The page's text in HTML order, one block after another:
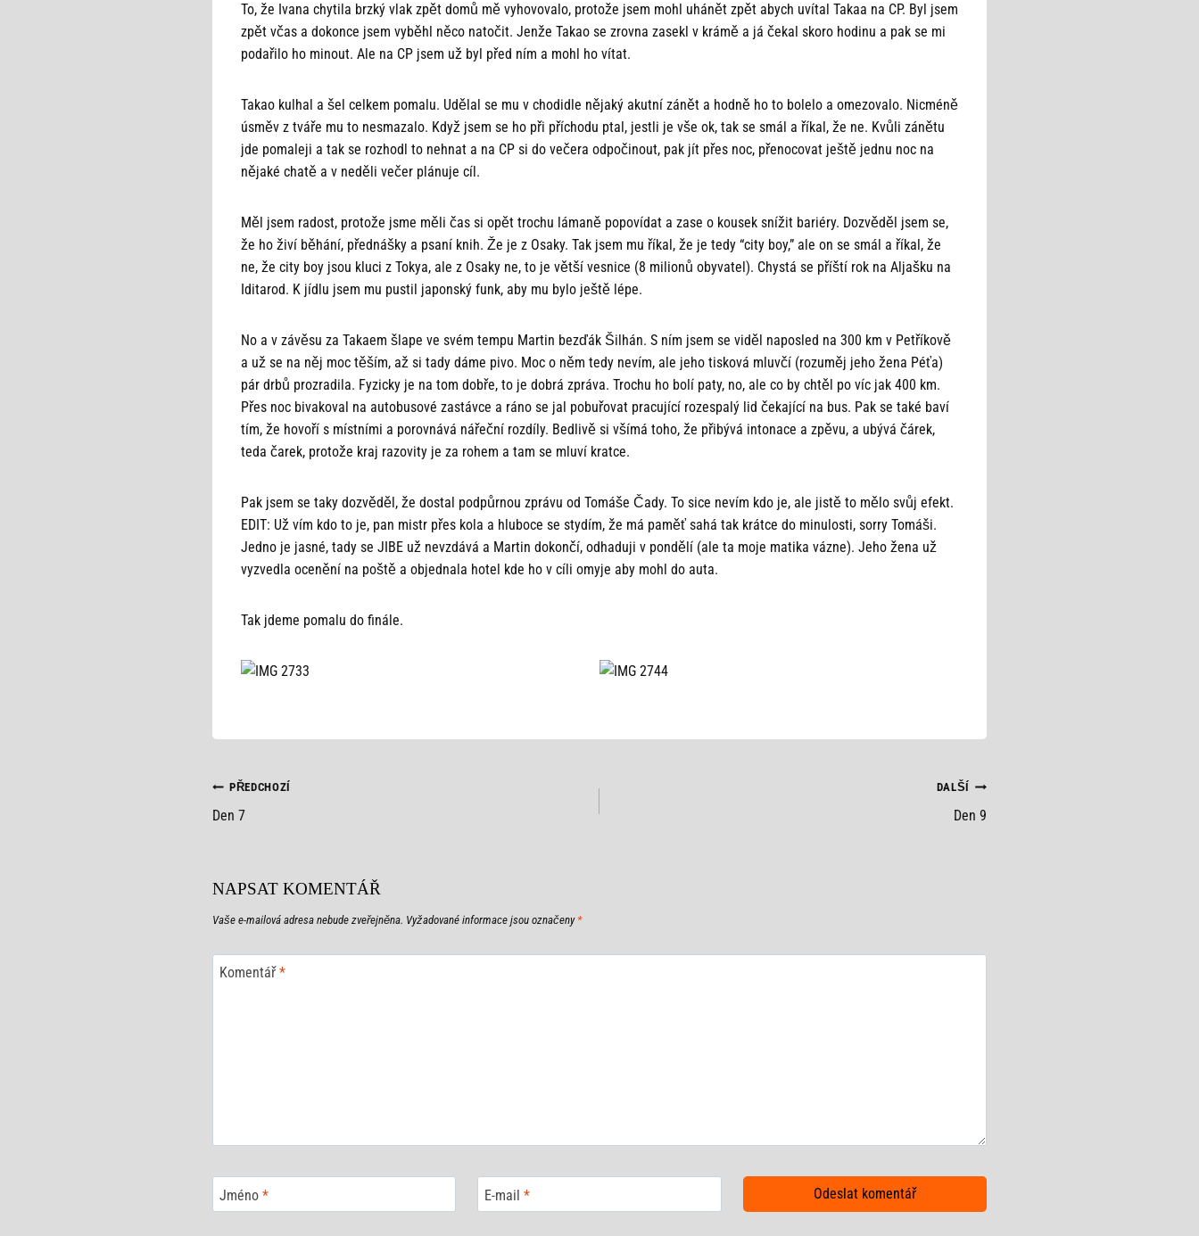
To, že Ivana chytila brzký vlak zpět domů mě vyhovovalo, protože jsem mohl uhánět zpět abych uvítal Takaa na CP. Byl jsem
zpět včas a dokonce jsem vyběhl něco natočit. Jenže Takao se zrovna zasekl v krámě a já čekal skoro hodinu a pak se mi
podařilo ho minout. Ale na CP jsem už byl před ním a mohl ho vítat.
Takao kulhal a šel celkem pomalu. Udělal se mu v chodidle nějaký akutní zánět a hodně ho to bolelo a omezovalo. Nicméně
úsměv z tváře mu to nesmazalo. Když jsem se ho při příchodu ptal, jestli je vše ok, tak se smál a říkal, že ne. Kvůli zánětu
jde pomaleji a tak se rozhodl to nehnat a na CP si do večera odpočinout, pak jít přes noc, přenocovat ještě jednu noc na
nějaké chatě a v neděli večer plánuje cíl.
Měl jsem radost, protože jsme měli čas si opět trochu lámaně popovídat a zase o kousek snížit bariéry. Dozvěděl jsem se,
že ho živí běhání, přednášky a psaní knih. Že je z Osaky. Tak jsem mu říkal, že je tedy “city boy,” ale on se smál a říkal, že
ne, že city boy jsou kluci z Tokya, ale z Osaky ne, to je větší vesnice (8 milionů obyvatel). Chystá se příští rok na Aljašku na
Iditarod. K jídlu jsem mu pustil japonský funk, aby mu bylo ještě lépe.
No a v závěsu za Takaem šlape ve svém tempu Martin bezďák Šilhán. S ním jsem se viděl naposled na 300 km v Petříkově
a už se na něj moc těším, až si tady dáme pivo. Moc o něm tedy nevím, ale jeho tisková mluvčí (rozuměj jeho žena Péťa)
pár drbů prozradila. Fyzicky je na tom dobře, to je dobrá zpráva. Trochu ho bolí paty, no, ale co by chtěl po víc jak 400 km.
Přes noc bivakoval na autobusové zastávce a ráno se jal pobuřovat pracující rozespalý lid čekající na bus. Pak se také baví
tím, že hovoří s místními a porovnává nářeční rozdíly. Bedlivě si všímá toho, že přibývá intonace a zpěvu, a ubývá čárek,
teda čarek, protože kraj razovity je za rohem a tam se mluví kratce.
Pak jsem se taky dozvěděl, že dostal podpůrnou zprávu od Tomáše Čady. To sice nevím kdo je, ale jistě to mělo svůj efekt.
EDIT: Už vím kdo to je, pan mistr přes kola a hluboce se stydím, že má paměť sahá tak krátce do minulosti, sorry Tomáši.
Jedno je jasné, tady se JIBE už nevzdává a Martin dokončí, odhaduji v pondělí (ale ta moje matika vázne). Jeho žena už
vyzvedla ocenění na poště a objednala hotel kde ho v cíli omyje aby mohl do auta.
Tak jdeme pomalu do finále.
NAVIGACE
PŘÍSPĚVEK
PŘEDCHOZÍ
Den 7
DALŠÍ
Den 9
NAPSAT KOMENTÁŘ
Vaše e-mailová adresa nebude zveřejněna. Vyžadované informace jsou označeny *
Komentář*
Jméno * E-mail*